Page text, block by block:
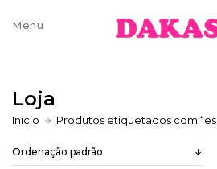
Sobre nós
Contatos e
Loja
Início Produtos etiquetados com